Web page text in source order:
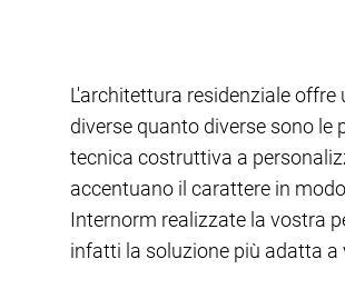
L'architettura residenziale
diverse quanto diverse sono le
tecnica costruttiva a
accentuano il carattere in
Internorm realizzate la vostra
infatti la soluzione più adatta a